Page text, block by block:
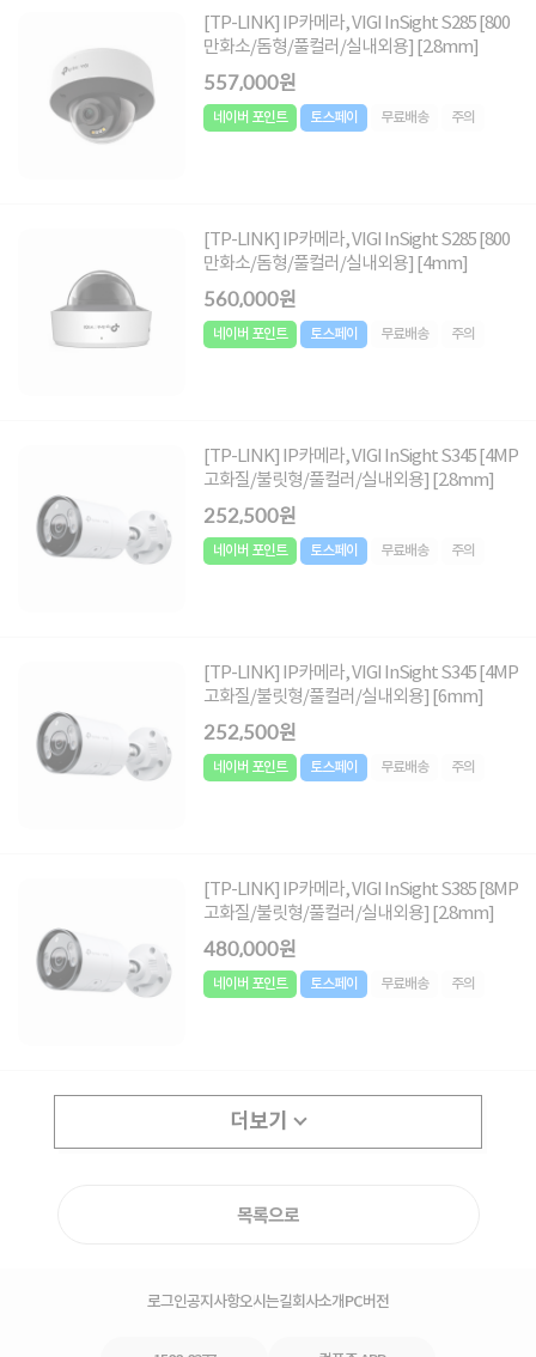
[TP-LINK] IP카메라, VIGI InSight S285 [800
만화소/돔형/풀컬러/실내외용] [2.8mm]
557,000원
네이버 포인트 토스페이 무료배송 주의
[TP-LINK] IP카메라, VIGI InSight S285 [800
만화소/돔형/풀컬러/실내외용] [4mm]
560,000원
네이버 포인트 토스페이 무료배송 주의
[TP-LINK] IP카메라, VIGI InSight S345 [4MP
고화질/불릿형/풀컬러/실내외용] [2.8mm]
252,500원
네이버 포인트 토스페이 무료배송 주의
[TP-LINK] IP카메라, VIGI InSight S345 [4MP
고화질/불릿형/풀컬러/실내외용] [6mm]
252,500원
네이버 포인트 토스페이 무료배송 주의
[TP-LINK] IP카메라, VIGI InSight S385 [8MP
고화질/불릿형/풀컬러/실내외용] [2.8mm]
480,000원
네이버 포인트 토스페이 무료배송 주의
더보기
목록으로
로그인공지사항오시는길회사소개PC버전